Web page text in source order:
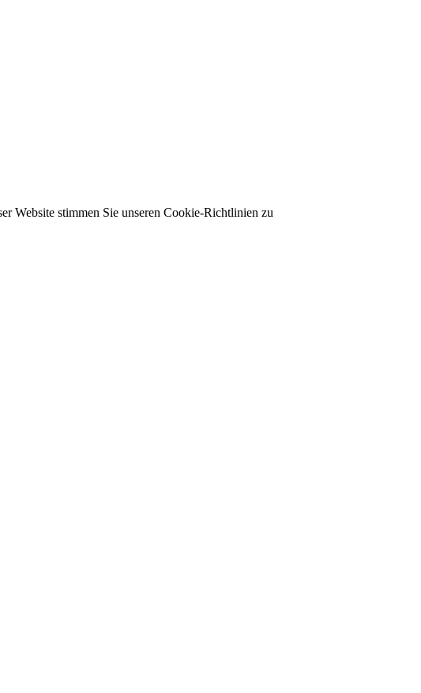
Website stimmen Sie unseren Cookie-Richtlinien zu